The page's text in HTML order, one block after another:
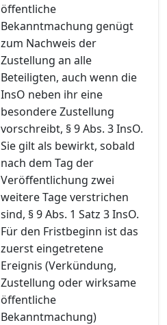
öffentliche
Bekanntmachung genügt
zum Nachweis der
Zustellung an alle
Beteiligten, auch wenn die
InsO neben ihr eine
besondere Zustellung
vorschreibt, § 9 Abs. 3 InsO.
Sie gilt als bewirkt, sobald
nach dem Tag der
Veröffentlichung zwei
weitere Tage verstrichen
sind, § 9 Abs. 1 Satz 3 InsO.
Für den Fristbeginn ist das
zuerst eingetretene
Ereignis (Verkündung,
Zustellung oder wirksame
öffentliche
Bekanntmachung)